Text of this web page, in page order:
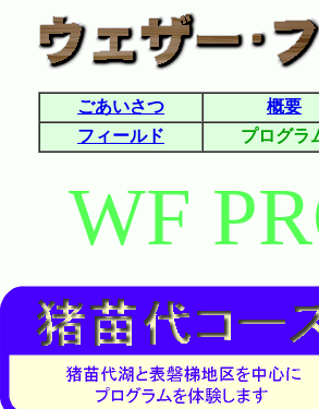
ごあいさつ
概要
フィールド
プログラ
WF